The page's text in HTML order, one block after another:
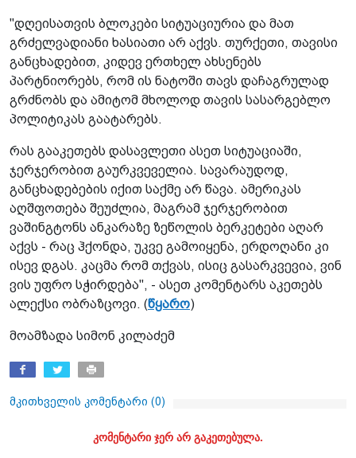
"დღეისათვის ბლოკები სიტუაციურია და მათ
გრძელვადიანი ხასიათი არ აქვს. თურქეთი, თავისი
განცხადებით, კიდევ ერთხელ ახსენებს
პარტნიორებს, რომ ის ნატოში თავს დაჩაგრულად
გრძნობს და ამიტომ მხოლოდ თავის სასარგებლო
პოლიტიკას გაატარებს.
რას გააკეთებს დასავლეთი ასეთ სიტუაციაში,
ჯერჯერობით გაურკვეველია. სავარაუდოდ,
განცხადებების იქით საქმე არ წავა. ამერიკას
აღშფოთება შეუძლია, მაგრამ ჯერჯერობით
ვაშინგტონს ანკარაზე ზეწოლის ბერკეტები აღარ
აქვს - რაც ჰქონდა, უკვე გამოიყენა, ერდოღანი კი
ისევ დგას. კაცმა რომ თქვას, ისიც გასარკვევია, ვინ
ვის უფრო სჭირდება", - ასეთ კომენტარს აკეთებს
ალექსი ობრაზცოვი. (წყარო)
მოამზადა სიმონ კილაძემ
მკითხველის კომენტარი (0)
კომენტარი ჯერ არ გაკეთებულა.